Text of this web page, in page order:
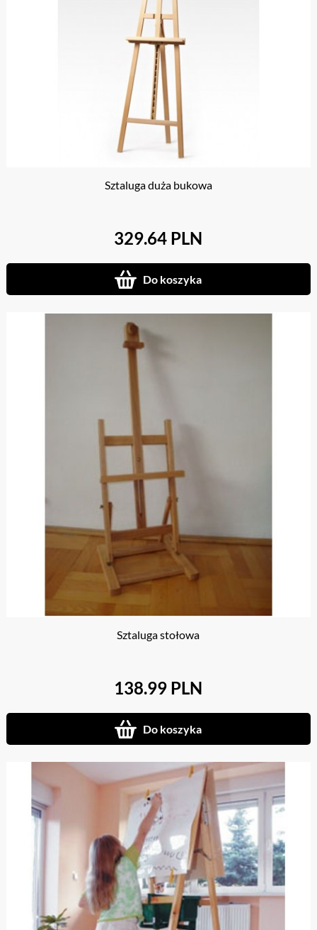
Sztaluga duża bukowa
329.64 PLN
Do koszyka
Sztaluga stołowa
138.99 PLN
Do koszyka